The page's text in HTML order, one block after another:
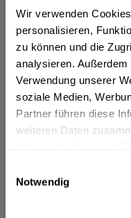
Wir verwenden
personalisieren,
zu können und die
analysieren.
Verwendung unserer
soziale Medien,
Partner führen diese
weiteren Daten
Notwendig
MEHRWEG
+3,30 € Pfand
In den
Artikel-Nr.:
Verfügbar in: